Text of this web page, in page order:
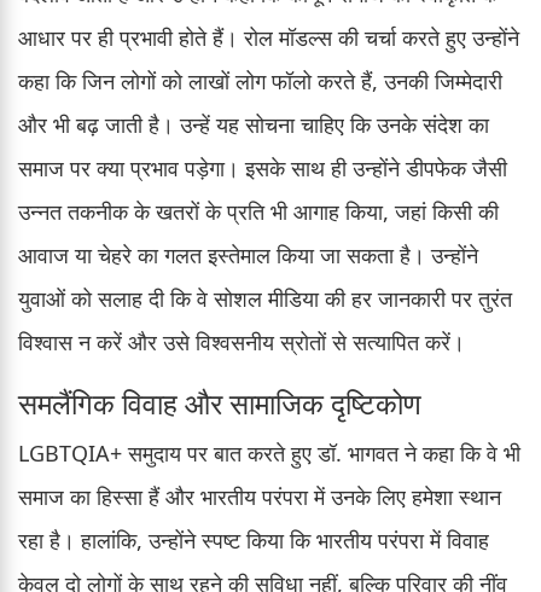
आधार पर ही प्रभावी होते हैं। रोल मॉडल्स की चर्चा करते हुए उन्होंने
कहा कि जिन लोगों को लाखों लोग फॉलो करते हैं, उनकी जिम्मेदारी
और भी बढ़ जाती है। उन्हें यह सोचना चाहिए कि उनके संदेश का
समाज पर क्या प्रभाव पड़ेगा। इसके साथ ही उन्होंने डीपफेक जैसी
उन्नत तकनीक के खतरों के प्रति भी आगाह किया, जहां किसी की
आवाज या चेहरे का गलत इस्तेमाल किया जा सकता है। उन्होंने
युवाओं को सलाह दी कि वे सोशल मीडिया की हर जानकारी पर तुरंत
विश्वास न करें और उसे विश्वसनीय स्रोतों से सत्यापित करें।
समलैंगिक विवाह और सामाजिक दृष्टिकोण
LGBTQIA+ समुदाय पर बात करते हुए डॉ. भागवत ने कहा कि वे भी
समाज का हिस्सा हैं और भारतीय परंपरा में उनके लिए हमेशा स्थान
रहा है। हालांकि, उन्होंने स्पष्ट किया कि भारतीय परंपरा में विवाह
केवल दो लोगों के साथ रहने की सुविधा नहीं, बल्कि परिवार की नींव